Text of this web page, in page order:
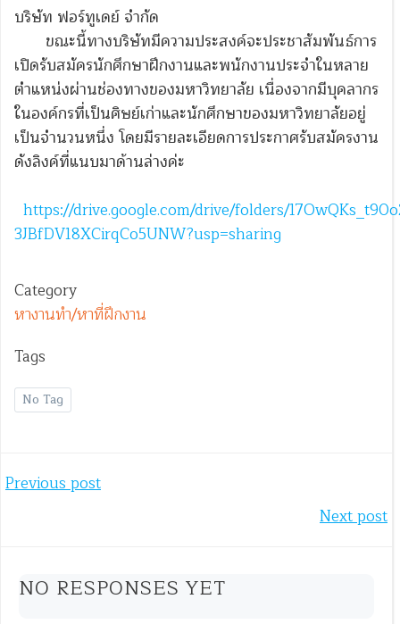
บริษัท ฟอร์ทูเดย์ จำกัด
ขณะนี้ทางบริษัทมีความประสงค์จะประชาสัมพันธ์การ
เปิดรับสมัครนักศึกษาฝึกงานและพนักงานประจำในหลาย
ตำแหน่งผ่านช่องทางของมหาวิทยาลัย เนื่องจากมีบุคลากร
ในองค์กรที่เป็นศิษย์เก่าและนักศึกษาของมหาวิทยาลัยอยู่
เป็นจำนวนหนึ่ง โดยมีรายละเอียดการประกาศรับสมัครงาน
ดังลิงค์ที่แนบมาด้านล่างค่ะ
https://drive.google.com/drive/folders/
3JBfDV18XCirqCo5UNW?usp=sharing
Category
หางานทำ/หาที่ฝึกงาน
Tags
No Tag
Post
Previous post
navigation
Next post
NO RESPONSES YET